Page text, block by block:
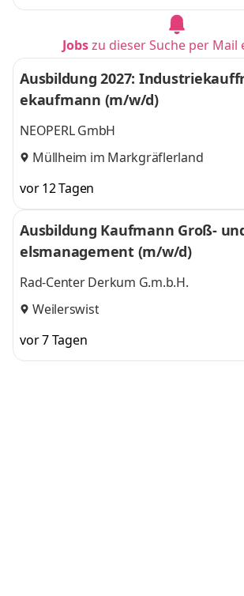
Jobszu dieser Suche per Mail
Ausbildung 2027:
ekaufmann (m/w/d)
NEOPERL GmbH
Müllheim im Markgräflerland
vor 12 Tagen
Ausbildung Kaufmann Groß-
elsmanagement (m/w/d)
Rad-Center Derkum G.m.b.H.
Weilerswist
vor 7 Tagen